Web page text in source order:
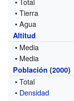
• Tierra
• Agua
Altitud
• Media
• Media
Población (2000)
• Total
• Densidad